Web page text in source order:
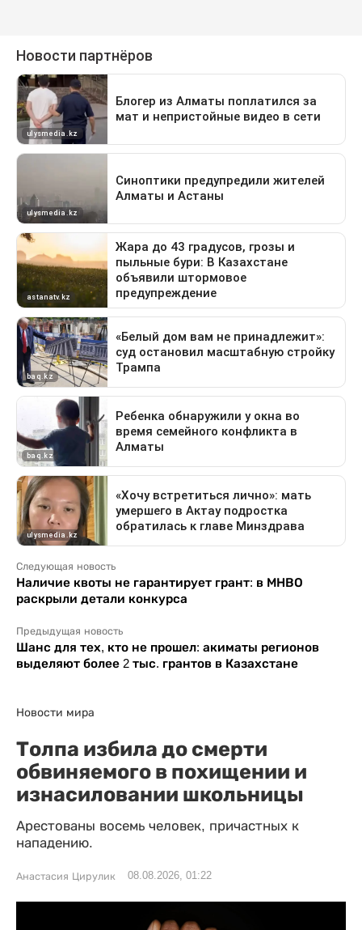
Следующая новость
Наличие квоты не гарантирует грант: в МНВО
раскрыли детали конкурса
Предыдущая новость
Шанс для тех, кто не прошел: акиматы регионов
выделяют более 2 тыс. грантов в Казахстане
Новости мира
Толпа избила до смерти
обвиняемого в похищении и
изнасиловании школьницы
Арестованы восемь человек, причастных к
нападению.
Анастасия Цирулик 08.08.2026, 01:22